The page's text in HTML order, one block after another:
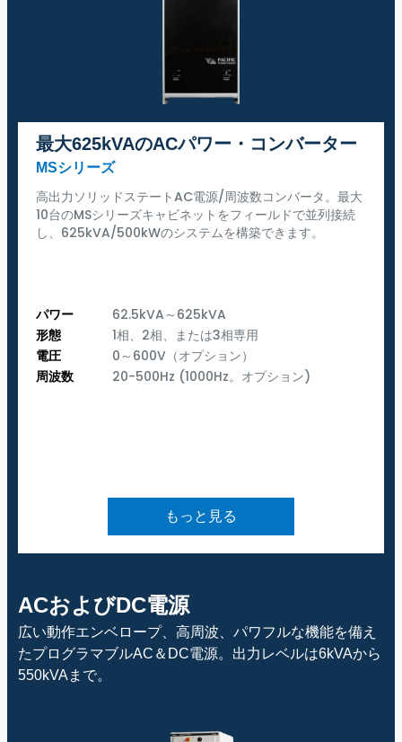
最大625kVAのACパワー・コンバーター
MSシリーズ
高出力ソリッドステートAC電源/周波数コンバータ。最大
10台のMSシリーズキャビネットをフィールドで並列接続
し、625kVA/500kWのシステムを構築できます。
パワー
62.5kVA～625kVA
形態
1相、2相、または3相専用
電圧
0～600V（オプション）
周波数
20-500Hz (1000Hz。オプション)
もっと見る
ACおよびDC電源
広い動作エンベロープ、高周波、パワフルな機能を備え
たプログラマブルAC＆DC電源。出力レベルは6kVAから
550kVAまで。